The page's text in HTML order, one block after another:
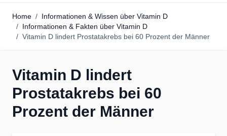
Home / Informationen & Wissen über Vitamin D
/ Informationen & Fakten über Vitamin D
/ Vitamin D lindert Prostatakrebs bei 60 Prozent der Männer
Vitamin D lindert
Prostatakrebs bei 60
Prozent der Männer